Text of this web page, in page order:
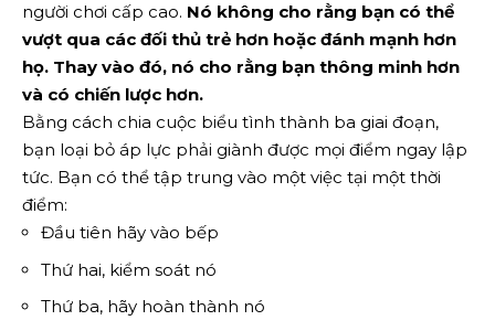
người chơi cấp cao. Nó không cho rằng bạn có thể
vượt qua các đối thủ trẻ hơn hoặc đánh mạnh hơn
họ. Thay vào đó, nó cho rằng bạn thông minh hơn
và có chiến lược hơn.
Bằng cách chia cuộc biểu tình thành ba giai đoạn,
bạn loại bỏ áp lực phải giành được mọi điểm ngay lập
tức. Bạn có thể tập trung vào một việc tại một thời
điểm:
Đầu tiên hãy vào bếp
Thứ hai, kiểm soát nó
Thứ ba, hãy hoàn thành nó